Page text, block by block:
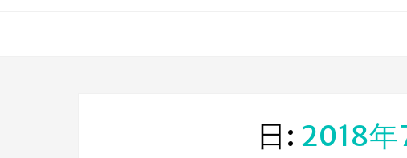
日: 2018年